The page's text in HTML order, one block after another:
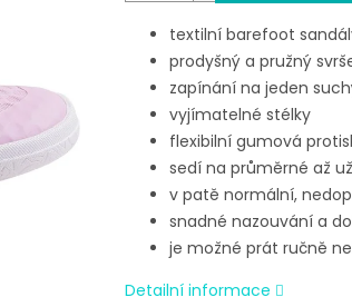
textilní barefoot
prodyšný a pružný
zapínání na jeden
vyjímatelné stélky
flexibilní gumová
sedí na průměrné až
v patě normální,
snadné nazouvání a
je možné prát ručně
Detailní informace